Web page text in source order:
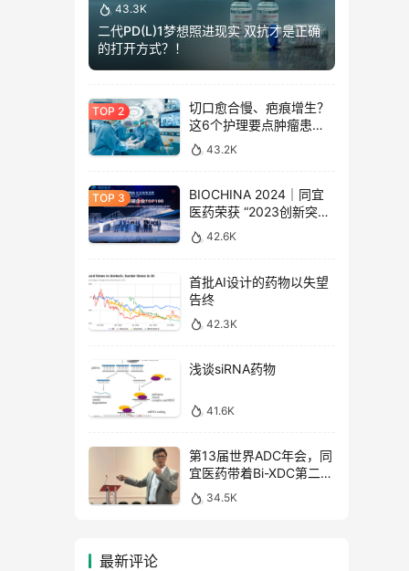
43.3K
二代PD(L)1梦想照进现实 双抗才是正确
的打开方式？！
切口愈合慢、疤痕增生？
这6个护理要点肿瘤患者
须牢记！
43.2K
BIOCHINA 2024｜同宜
医药荣获 “2023创新突破
企业 Top 100” 奖项
42.6K
首批AI设计的药物以失望
告终
42.3K
浅谈siRNA药物
41.6K
第13届世界ADC年会，同
宜医药带着Bi-XDC第二代
产品线如约而至
34.5K
最新评论